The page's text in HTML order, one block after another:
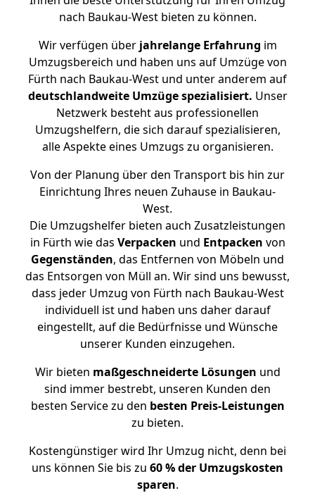
nach Baukau-West bieten zu können.
Wir verfügen überjahrelange Erfahrung im
Umzugsbereich und haben uns auf Umzüge von
Fürth nach Baukau-West und unter anderem auf
deutschlandweite Umzüge spezialisiert. Unser
Netzwerk besteht aus professionellen
Umzugshelfern, die sich darauf spezialisieren,
alle Aspekte eines Umzugs zu organisieren.
Von der Planung über den Transport bis hin zur
Einrichtung Ihres neuen Zuhause in Baukau-
West.
Die Umzugshelfer bieten auch Zusatzleistungen
in Fürth wie das Verpacken und Entpacken von
Gegenständen, das Entfernen von Möbeln und
das Entsorgen von Müll an. Wir sind uns bewusst,
dass jeder Umzug von Fürth nach Baukau-West
individuell ist und haben uns daher darauf
eingestellt, auf die Bedürfnisse und Wünsche
unserer Kunden einzugehen.
Wir bieten maßgeschneiderte Lösungen und
sind immer bestrebt, unseren Kunden den
besten Service zu den besten Preis-Leistungen
zu bieten.
Kostengünstiger wird Ihr Umzug nicht, denn bei
uns können Sie bis zu 60 % der Umzugskosten
sparen.